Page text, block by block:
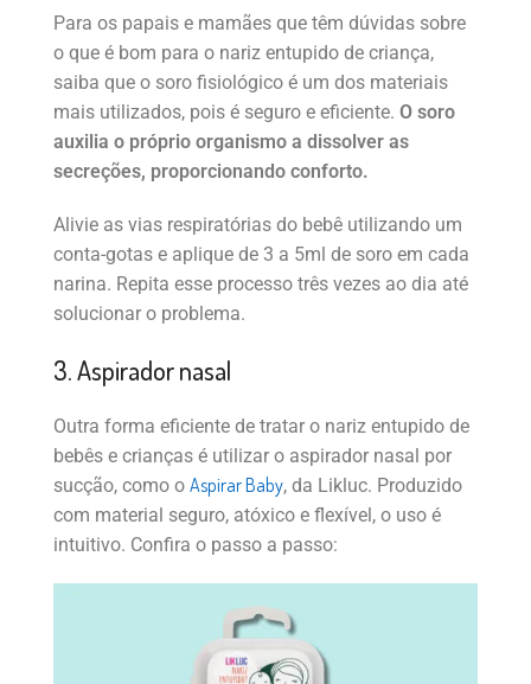
Para os papais e mamães que têm dúvidas sobre
o que é bom para o nariz entupido de criança,
saiba que o soro fisiológico é um dos materiais
mais utilizados, pois é seguro e eficiente. O soro
auxilia o próprio organismo a dissolver as
secreções, proporcionando conforto.
Alivie as vias respiratórias do bebê utilizando um
conta-gotas e aplique de 3 a 5ml de soro em cada
narina. Repita esse processo três vezes ao dia até
solucionar o problema.
3. Aspirador nasal
Outra forma eficiente de tratar o nariz entupido de
bebês e crianças é utilizar o aspirador nasal por
sucção, como o Aspirar Baby, da Likluc. Produzido
com material seguro, atóxico e flexível, o uso é
intuitivo. Confira o passo a passo: